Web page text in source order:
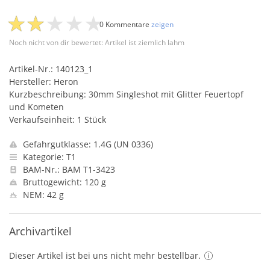
Noch nicht von dir bewertet: Artikel ist ziemlich lahm
0 Kommentare zeigen
Artikel-Nr.: 140123_1
Hersteller: Heron
Kurzbeschreibung: 30mm Singleshot mit Glitter Feuertopf
und Kometen
Verkaufseinheit: 1 Stück
Gefahrgutklasse: 1.4G (UN 0336)
Kategorie: T1
BAM-Nr.: BAM T1-3423
Bruttogewicht: 120 g
NEM: 42 g
Archivartikel
Dieser Artikel ist bei uns nicht mehr bestellbar.